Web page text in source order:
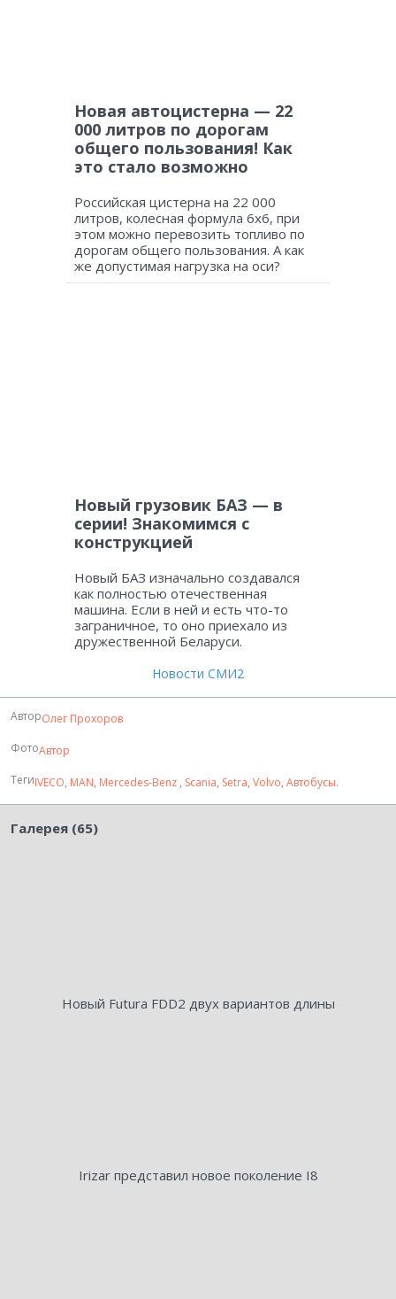
Новая автоцистерна — 22
000 литров по дорогам
общего пользования! Как
это стало возможно
Российская цистерна на 22 000
литров, колесная формула 6х6, при
этом можно перевозить топливо по
дорогам общего пользования. А как
же допустимая нагрузка на оси?
Новый грузовик БАЗ — в
серии! Знакомимся с
конструкцией
Новый БАЗ изначально создавался
как полностью отечественная
машина. Если в ней и есть что-то
заграничное, то оно приехало из
дружественной Беларуси.
Новости СМИ2
АвторОлег Прохоров
ФотоАвтор
ТегиIVECO, MAN, Mercedes-Benz , Scania, Setra, Volvo, Автобусы.
Галерея (65)
Новый Futura FDD2 двух вариантов длины
Irizar представил новое поколение I8